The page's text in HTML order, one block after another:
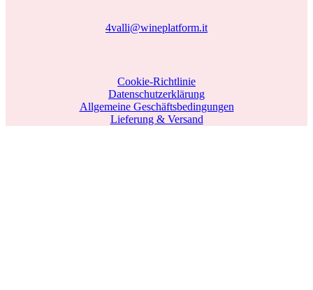
4valli@wineplatform.it
Cookie-Richtlinie
Datenschutzerklärung
Allgemeine Geschäftsbedingungen
Lieferung & Versand